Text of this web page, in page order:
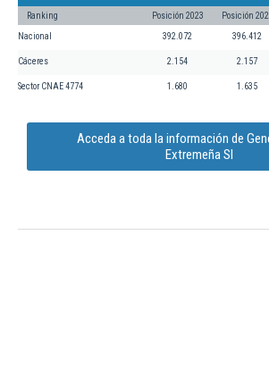
Ranking Posición 2023 Posición
Nacional 392.072 396.412
Cáceres 2.154 2.157
Sector CNAE 4774 1.680 1.635
Acceda a toda la información de
Extremeña Sl